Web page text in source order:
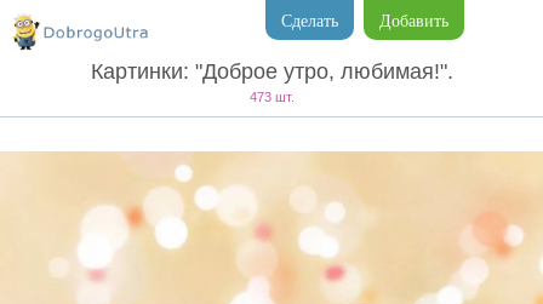
Добавить
Сделать
Картинки: "Доброе утро, любимая!".
473 шт.